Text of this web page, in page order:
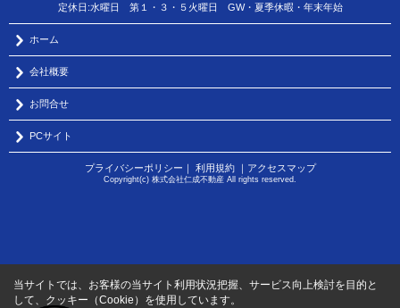
定休日:水曜日 第１・３・５火曜日 GW・夏季休暇・年末年始
ホーム
会社概要
お問合せ
PCサイト
プライバシーポリシー ｜ 利用規約｜ アクセスマップ
Copyright(c) 株式会社仁成不動産 All rights reserved.
当サイトでは、お客様の当サイト利用状況把握、サービス向上検討を目的と
して、クッキー（Cookie）を使用しています。